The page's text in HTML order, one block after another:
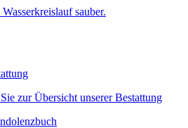
sauber.
zur Übersicht unserer Bestattung